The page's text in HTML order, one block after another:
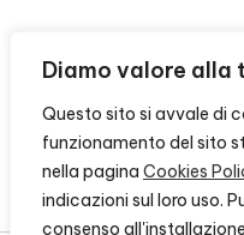
Diamo valore alla
Questo sito si avvale di
funzionamento del sito
nella pagina Cookies
indicazioni sul loro uso.
consenso
Area
Privacy